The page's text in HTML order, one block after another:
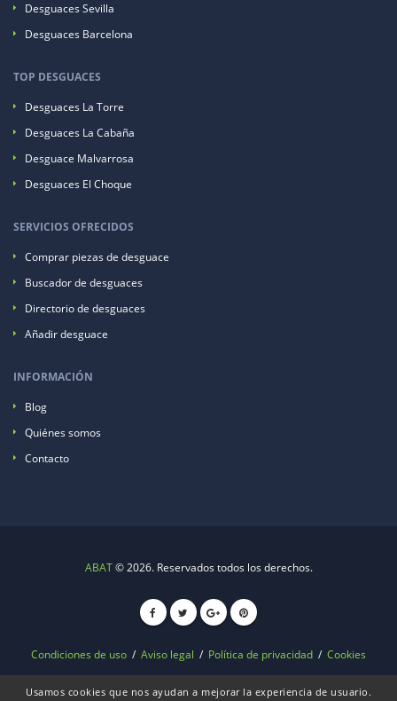
Desguaces Sevilla
Desguaces Barcelona
TOP DESGUACES
Desguaces La Torre
Desguaces La Cabaña
Desguace Malvarrosa
Desguaces El Choque
SERVICIOS OFRECIDOS
Comprar piezas de desguace
Buscador de desguaces
Directorio de desguaces
Añadir desguace
INFORMACIÓN
Blog
Quiénes somos
Contacto
ABAT© 2026. Reservados todos los derechos.
Condiciones de uso / Aviso legal / Política de privacidad / Cookies
Usamos cookies que nos ayudan a mejorar la experiencia de usuario.